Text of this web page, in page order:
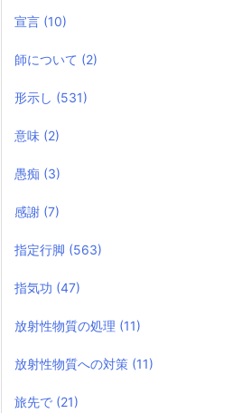
宣言 (10)
師について (2)
形示し (531)
意味 (2)
愚痴 (3)
感謝 (7)
指定行脚 (563)
指気功 (47)
放射性物質の処理 (11)
放射性物質への対策 (11)
旅先で (21)